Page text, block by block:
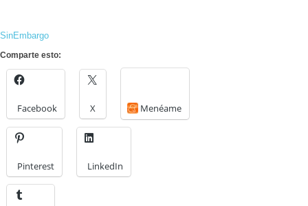
SinEmbargo
Comparte esto:
Facebook X Menéame
Pinterest LinkedIn